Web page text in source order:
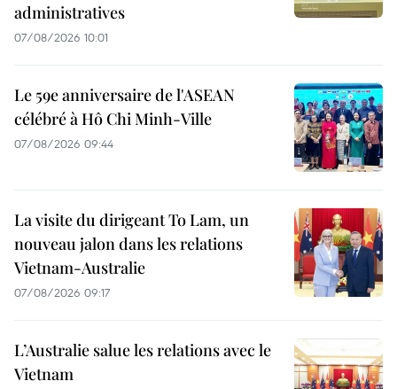
administratives
07/08/2026 10:01
Le 59e anniversaire de l'ASEAN
célébré à Hô Chi Minh-Ville
07/08/2026 09:44
La visite du dirigeant To Lam, un
nouveau jalon dans les relations
Vietnam-Australie
07/08/2026 09:17
L’Australie salue les relations avec le
Vietnam